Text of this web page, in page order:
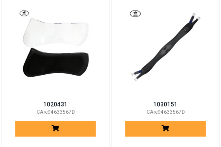
1020431
CAre94633567D
1030151
CAre94633567D